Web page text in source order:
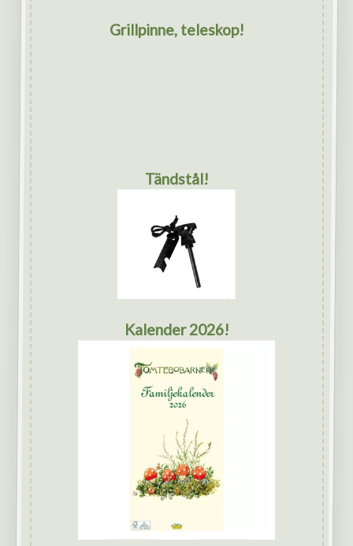
Grillpinne, teleskop!
Tändstål!
Kalender 2026!